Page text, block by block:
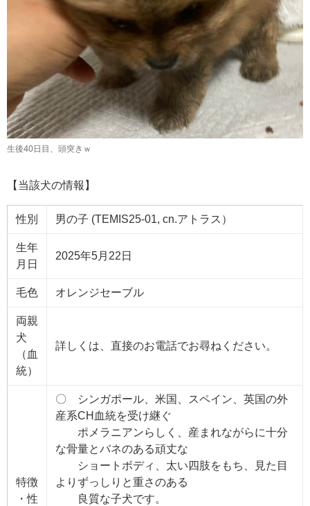
生後40日目、頭突きｗ
【当該犬の情報】
性別 男の子 (TEMIS25-01, cn.アトラス）
生年
月日
2025年5月22日
毛色 オレンジセーブル
両親
犬
（血
統）
詳しくは、直接のお電話でお尋ねください。
特徴
・性
〇 シンガポール、米国、スペイン、英国の外
産系CH血統を受け継ぐ
ポメラニアンらしく、産まれながらに十分
な骨量とバネのある頑丈な
ショートボディ、太い四肢をもち、見た目
よりずっしりと重さのある
良質な子犬です。